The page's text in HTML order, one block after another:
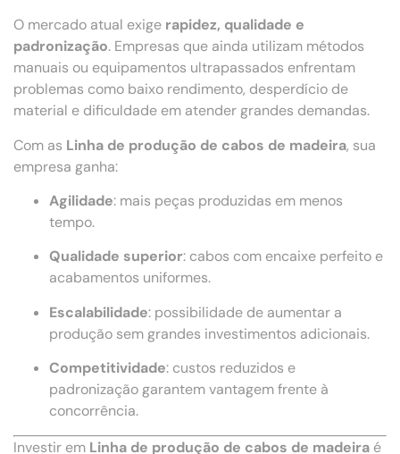
O mercado atual exige rapidez, qualidade e
padronização. Empresas que ainda utilizam métodos
manuais ou equipamentos ultrapassados enfrentam
problemas como baixo rendimento, desperdício de
material e dificuldade em atender grandes demandas.
Com as Linha de produção de cabos de madeira, sua
empresa ganha:
Agilidade: mais peças produzidas em menos
tempo.
Qualidade superior: cabos com encaixe perfeito e
acabamentos uniformes.
Escalabilidade: possibilidade de aumentar a
produção sem grandes investimentos adicionais.
Competitividade: custos reduzidos e
padronização garantem vantagem frente à
concorrência.
Investir em Linha de produção de cabos de madeira é